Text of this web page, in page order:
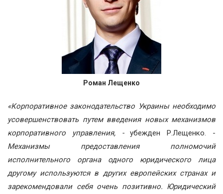
Роман Лещенко
«Корпоративное законодательство Украины необходимо
усовершенствовать путем введения новых механизмов
корпоративного управления, -убежден Р.Лещенко. -
Механизмы предоставления полномочий
исполнительного органа одного юридического лица
другому используются в других европейских странах и
зарекомендовали себя очень позитивно. Юридический